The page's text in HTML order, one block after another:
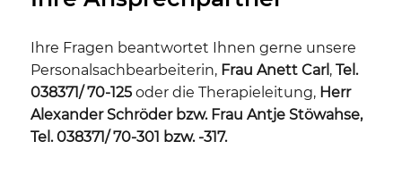
Ihre Fragen beantwortet Ihnen gerne unsere
Personalsachbearbeiterin, Frau Anett Carl , Tel.
038371/ 70-125 oder die Therapieleitung, Herr
Alexander Schröder bzw. Frau Antje Stöwahse,
Tel. 038371/ 70-301 bzw. -317.